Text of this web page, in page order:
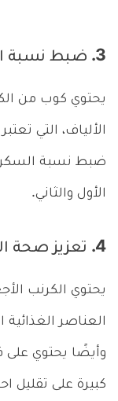
3. ضبط نسبة السكر بالدم
الألياف، التي
ضبط نسبة السكر
الأول والثاني.
4. تعزيز صحة العظام
يحتوي الكرنب
العناصر
وأيضًا يحتوي على
كبيرة على تقليل